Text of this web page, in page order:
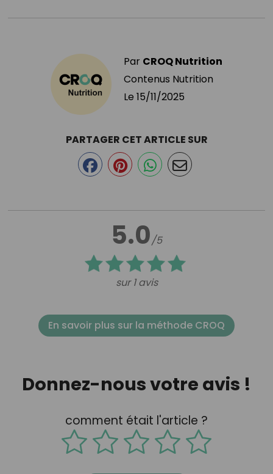
Par CROQ Nutrition
Contenus Nutrition
Le 15/11/2025
5.0/5
sur 1 avis
PARTAGER CET ARTICLE SUR
En savoir plus sur la méthode CROQ
Donnez-nous votre avis !
comment était l'article ?